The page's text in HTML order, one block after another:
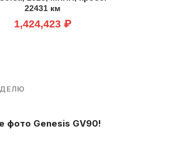
22431 км
1,424,423 ₽
фото Genesis GV90!